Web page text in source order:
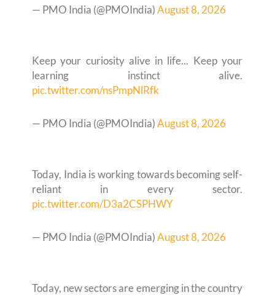
— PMO India (@PMOIndia)August 8, 2026
Keep your curiosity alive in life... Keep your
learning instinct alive.
pic.twitter.com/nsPmpNlRfk
— PMO India (@PMOIndia)August 8, 2026
Today, India is working towards becoming self-
reliant in every sector.
pic.twitter.com/D3a2CSPHWY
— PMO India (@PMOIndia)August 8, 2026
Today, new sectors are emerging in the country